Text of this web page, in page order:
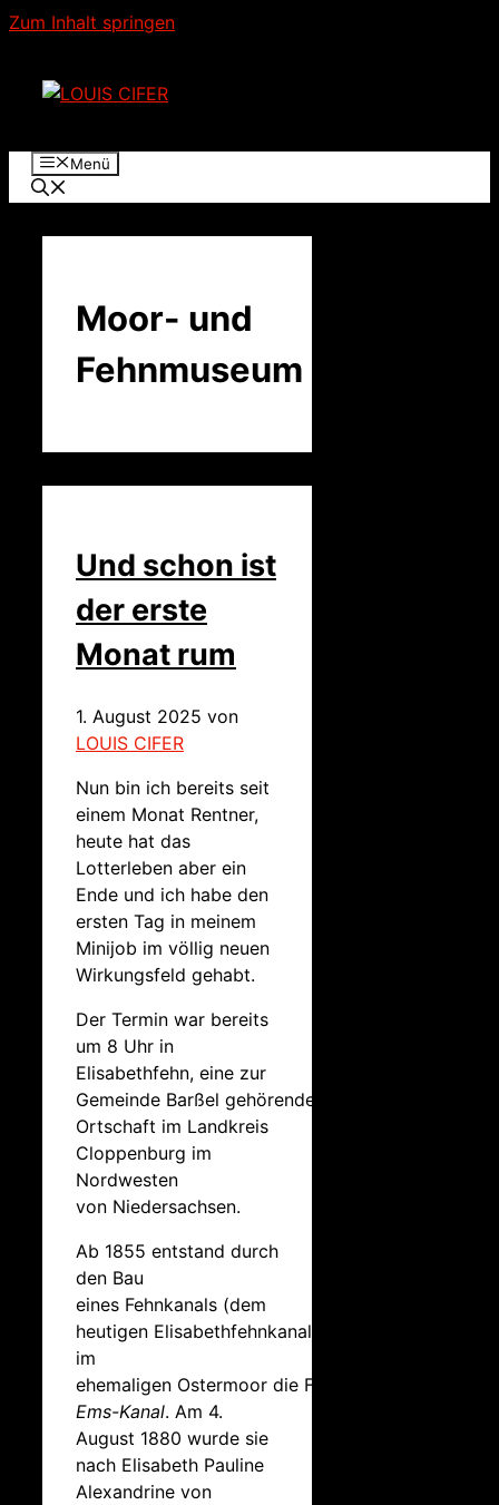
Zum Inhalt springen
Menü
Moor- und
Fehnmuseum
Und schon ist
der erste
Monat rum
1. August 2025 von
LOUIS CIFER
Nun bin ich bereits seit
einem Monat Rentner,
heute hat das
Lotterleben aber ein
Ende und ich habe den
ersten Tag in meinem
Minijob im völlig neuen
Wirkungsfeld gehabt.
Der Termin war bereits
um 8 Uhr in
Elisabethfehn, eine zur
Gemeinde Barßel gehörende
Ortschaft im Landkreis
Cloppenburg im
Nordwesten
von Niedersachsen.
Ab 1855 entstand durch
den Bau
eines Fehnkanals (dem
heutigen Elisabethfehnkanal)
im
ehemaligen Ostermoor die Fehnsiedlung
Ems-Kanal. Am 4.
August 1880 wurde sie
nach Elisabeth Pauline
Alexandrine von